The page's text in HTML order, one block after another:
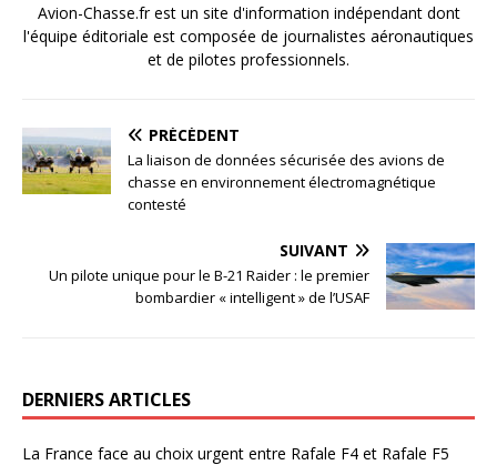
Avion-Chasse.fr est un site d'information indépendant dont
l'équipe éditoriale est composée de journalistes aéronautiques
et de pilotes professionnels.
PRÉCÉDENT
La liaison de données sécurisée des avions de
chasse en environnement électromagnétique
contesté
SUIVANT
Un pilote unique pour le B-21 Raider : le premier
bombardier « intelligent » de l’USAF
DERNIERS ARTICLES
La France face au choix urgent entre Rafale F4 et Rafale F5